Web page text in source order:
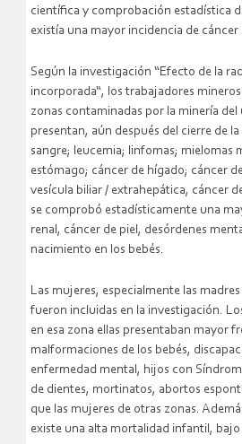
científica y comprobación estadística
existía una mayor incidencia de cáncer
Según la investigación “Efecto de la
incorporada“, los trabajadores
zonas contaminadas por la minería
presentan, aún después del cierre de
sangre; leucemia; linfomas; mielomas
estómago; cáncer de hígado; cáncer
vesícula biliar / extrahepática, cáncer
se comprobó estadísticamente una
renal, cáncer de piel, desórdenes
nacimiento en los bebés.
Las mujeres, especialmente las
fueron incluidas en la investigación.
en esa zona ellas presentaban mayor
malformaciones de los bebés,
enfermedad mental, hijos con
de dientes, mortinatos, abortos
que las mujeres de otras zonas.
existe una alta mortalidad infantil, bajo